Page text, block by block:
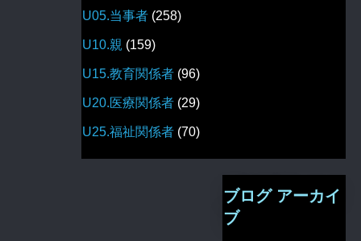
U05.当事者 (258)
U10.親 (159)
U15.教育関係者 (96)
U20.医療関係者 (29)
U25.福祉関係者 (70)
ブログ アーカイ
ブ